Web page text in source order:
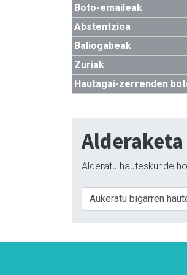
Boto-emaileak
Abstentzioa
Baliogabeak
Zuriak
Hautagai-zerrenden
Alderaketa
Alderatu hauteskunde